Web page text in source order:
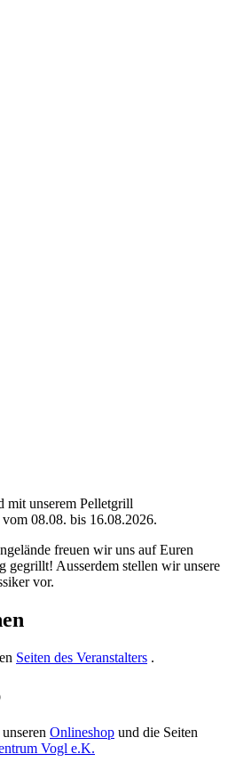
mit unserem Pelletgrill
08.08. bis 16.08.2026.
freuen wir uns auf Euren
gegrillt! Ausserdem stellen wir unsere
vor.
Seiten des Veranstalters .
Onlineshop und die Seiten
Vogl e.K.